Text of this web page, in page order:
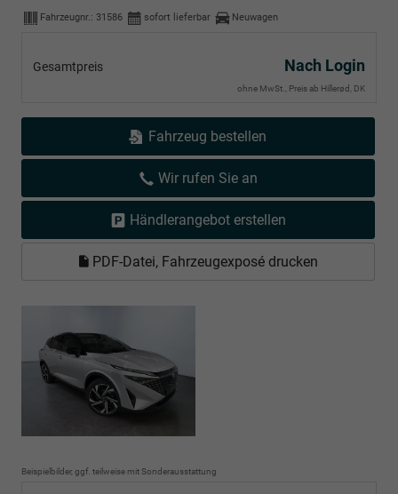
Fahrzeugnr.: 31586 sofort lieferbar Neuwagen
Gesamtpreis Nach Login
ohne MwSt., Preis ab Hillerød, DK
Fahrzeug bestellen
Wir rufen Sie an
Händlerangebot erstellen
PDF-Datei, Fahrzeugexposé drucken
Beispielbilder, ggf. teilweise mit Sonderausstattung